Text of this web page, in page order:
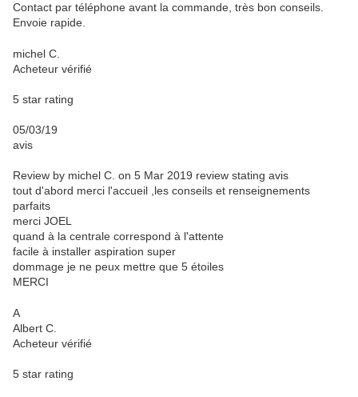
Contact par téléphone avant la commande, très bon conseils.
Envoie rapide.
michel C.
Acheteur vérifié
5 star rating
05/03/19
avis
Review by michel C. on 5 Mar 2019 review stating avis
tout d'abord merci l'accueil ,les conseils et renseignements
parfaits
merci JOEL
quand à la centrale correspond à l'attente
facile à installer aspiration super
dommage je ne peux mettre que 5 étoiles
MERCI
A
Albert C.
Acheteur vérifié
5 star rating